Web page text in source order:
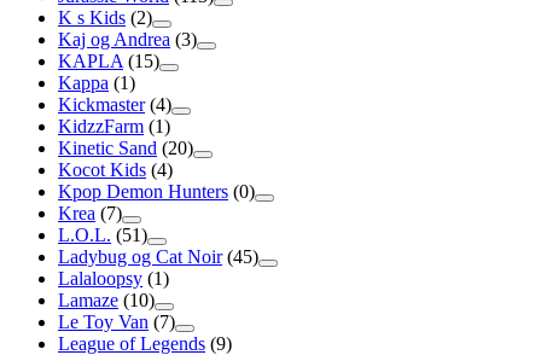
K s Kids (2)
Kaj og Andrea (3)
KAPLA (15)
Kappa (1)
Kickmaster (4)
KidzzFarm (1)
Kinetic Sand (20)
Kocot Kids (4)
Kpop Demon Hunters (0)
Krea (7)
L.O.L. (51)
Ladybug og Cat Noir (45)
Lalaloopsy (1)
Lamaze (10)
Le Toy Van (7)
League of Legends (9)